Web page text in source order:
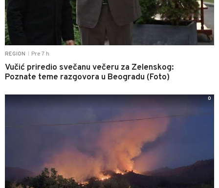
REGION Pre 7 h
Vučić priredio svečanu večeru za Zelenskog:
Poznate teme razgovora u Beogradu (Foto)
0